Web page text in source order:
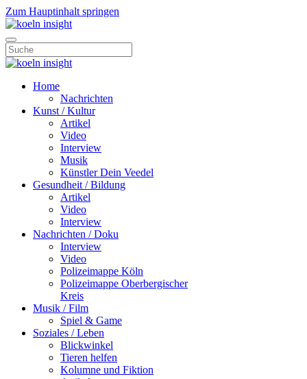
Zum Hauptinhalt springen
Home
Nachrichten
Kunst / Kultur
Artikel
Video
Interview
Musik
Künstler Dein Veedel
Gesundheit / Bildung
Artikel
Video
Interview
Nachrichten / Doku
Interview
Video
Polizeimappe Köln
Polizeimappe Oberbergischer
Kreis
Musik / Film
Spiel & Game
Soziales / Leben
Blickwinkel
Tieren helfen
Kolumne und Fiktion